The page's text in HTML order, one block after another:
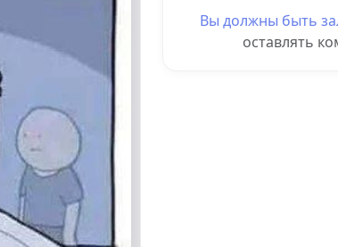
Вы должны быть
оставлять